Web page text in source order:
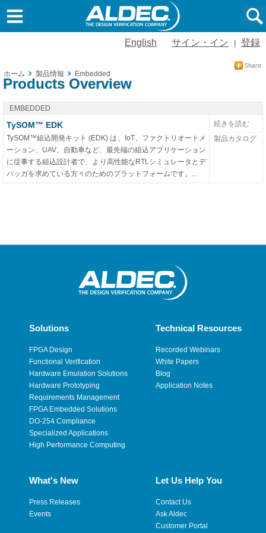
English サイン・イン 登録
ホーム 製品情報 Embedded
Products Overview
EMBEDDED
TySOM™ EDK
TySOM™組込開発キット (EDK) は、IoT、ファクトリオートメ
ーション、UAV、自動車など、最先端の組込アプリケーション
に従事する組込設計者で、より高性能なRTLシミュレータとデ
バッガを求めている方々のためのプラットフォームです。...
続きを読む
製品カタログ
Solutions
FPGA Design
Functional Verification
Hardware Emulation Solutions
Hardware Prototyping
Requirements Management
FPGA Embedded Solutions
DO-254 Compliance
Specialized Applications
High Performance Computing
Technical Resources
Recorded Webinars
White Papers
Blog
Application Notes
What's New
Press Releases
Events
Let Us Help You
Contact Us
Ask Aldec
Customer Portal